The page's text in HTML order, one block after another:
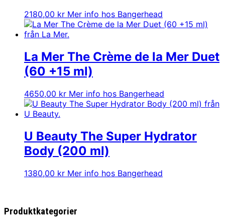
2180,00 kr Mer info hos Bangerhead
La Mer The Crème de la Mer Duet
(60 +15 ml)
4650,00 kr Mer info hos Bangerhead
U Beauty The Super Hydrator
Body (200 ml)
1380,00 kr Mer info hos Bangerhead
Produktkategorier